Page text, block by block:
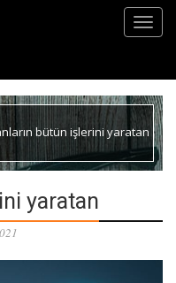
bütün işlerini yaratan
yaratan